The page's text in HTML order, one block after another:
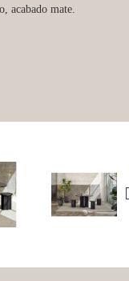
acabado mate.